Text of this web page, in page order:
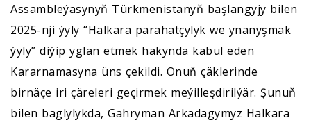
Assambleýasynyň Türkmenistanyň başlangyjy bilen
2025-nji ýyly “Halkara parahatçylyk we ynanyşmak
ýyly” diýip yglan etmek hakynda kabul eden
Kararnamasyna üns çekildi. Onuň çäklerinde
birnäçe iri çäreleri geçirmek meýilleşdirilýär. Şunuň
bilen baglylykda, Gahryman Arkadagymyz Halkara